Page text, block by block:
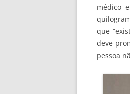
médico
que
deve
pessoa